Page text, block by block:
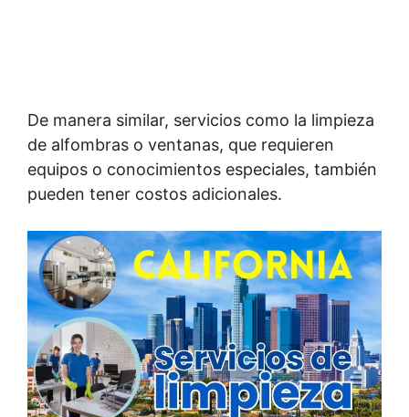
De manera similar, servicios como la limpieza
de alfombras o ventanas, que requieren
equipos o conocimientos especiales, también
pueden tener costos adicionales.